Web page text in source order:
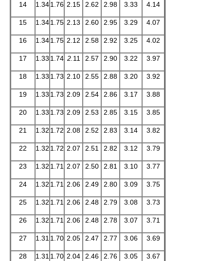
14 1.341.76 2.15 2.62 2.98 3.33 4.14
15 1.341.75 2.13 2.60 2.95 3.29 4.07
16 1.341.75 2.12 2.58 2.92 3.25 4.02
17 1.33 1.74 2. 11 2.57 2.90 3.22 3.97
18 1.33 1.73 2.10 2.55 2.88 3.20 3.92
19 1.33 1.73 2.09 2.54 2.86 3.17 3.88
20 1.33 1.73 2.09 2.53 2.85 3.15 3.85
21 1.32 1.72 2.08 2.52 2.83 3.14 3.82
22 1.32 1.72 2.07 2.51 2.82 3.12 3.79
23 1.32 1.71 2.07 2.50 2.81 3.10 3.77
24 1.32 1.71 2.06 2.49 2.80 3.09 3.75
25 1.32 1.71 2.06 2.48 2.79 3.08 3.73
26 1.32 1.71 2.06 2.48 2.78 3.07 3.71
27 1.31 1.70 2.05 2.47 2.77 3.06 3.69
28 1.31 1.70 2.04 2.46 2.76 3.05 3.67